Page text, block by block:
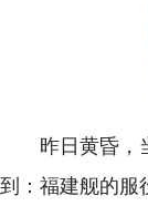
昨日黄昏，
到：福建舰的服